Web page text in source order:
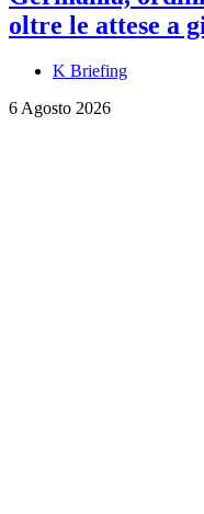
oltre le attese a
K Briefing
6 Agosto 2026